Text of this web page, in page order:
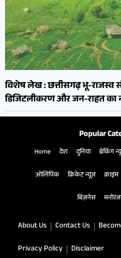
विशेष लेख : छत्तीसगढ़ भू-राजस्व
डिजिटलीकरण और जन-राहत का
Popular
Home देश दुनिया ब्रेकिंग
ओलिंपिक क्रिकेट न्यूज़ क्राइम
बिज़नेस
About Us Contact Us
Privacy Policy
Disclaimer